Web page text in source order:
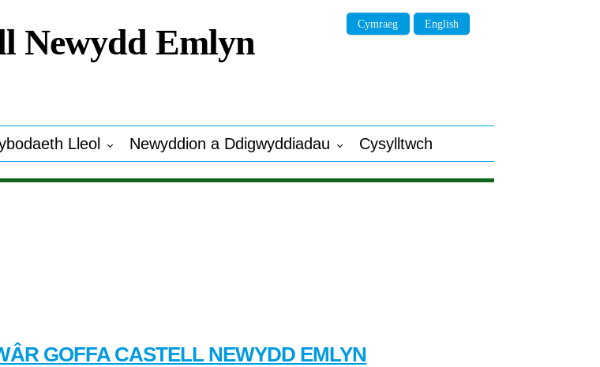
Newydd Emlyn Cymraeg English
Lleol Newyddion a Ddigwyddiadau Cysylltwch
GOFFA CASTELL NEWYDD EMLYN